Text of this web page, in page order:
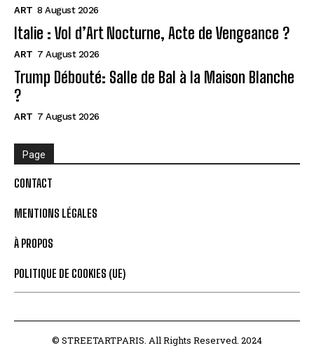
ART 8 August 2026
Italie : Vol d’Art Nocturne, Acte de Vengeance ?
ART 7 August 2026
Trump Débouté: Salle de Bal à la Maison Blanche
?
ART 7 August 2026
Page
CONTACT
MENTIONS LÉGALES
À PROPOS
POLITIQUE DE COOKIES (UE)
© STREETARTPARIS. All Rights Reserved. 2024